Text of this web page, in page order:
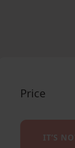
Price
IT’S